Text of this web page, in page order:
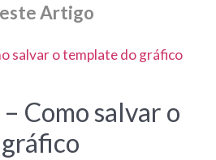
Artigo
salvar o template do gráfico
Como salvar o